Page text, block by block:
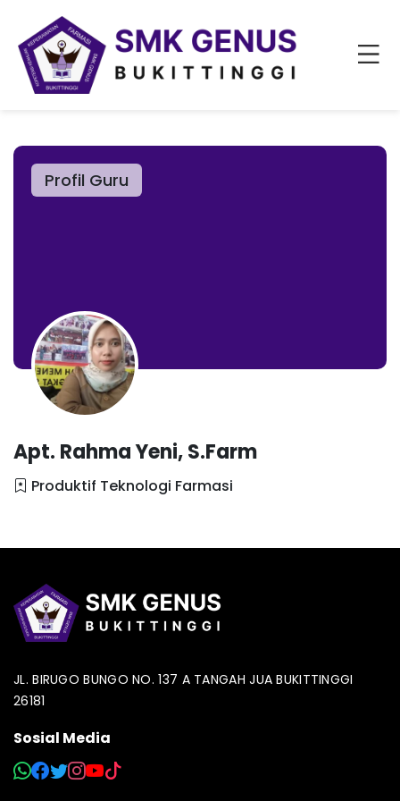
Profil Guru
Apt. Rahma Yeni, S.Farm
Produktif Teknologi Farmasi
JL. BIRUGO BUNGO NO. 137 A TANGAH JUA BUKITTINGGI
26181
Sosial Media